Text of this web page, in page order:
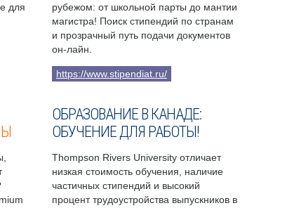
для
рубежом: от школьной парты до мантии
магистра! Поиск стипендий по странам
и прозрачный путь подачи документов
он-лайн.
https://www.stipendiat.ru/
ОБРАЗОВАНИЕ В КАНАДЕ:
ОБУЧЕНИЕ ДЛЯ РАБОТЫ!
Thompson Rivers University отличает
низкая стоимость обучения, наличие
частичных стипендий и высокий
процент трудоустройства выпускников в